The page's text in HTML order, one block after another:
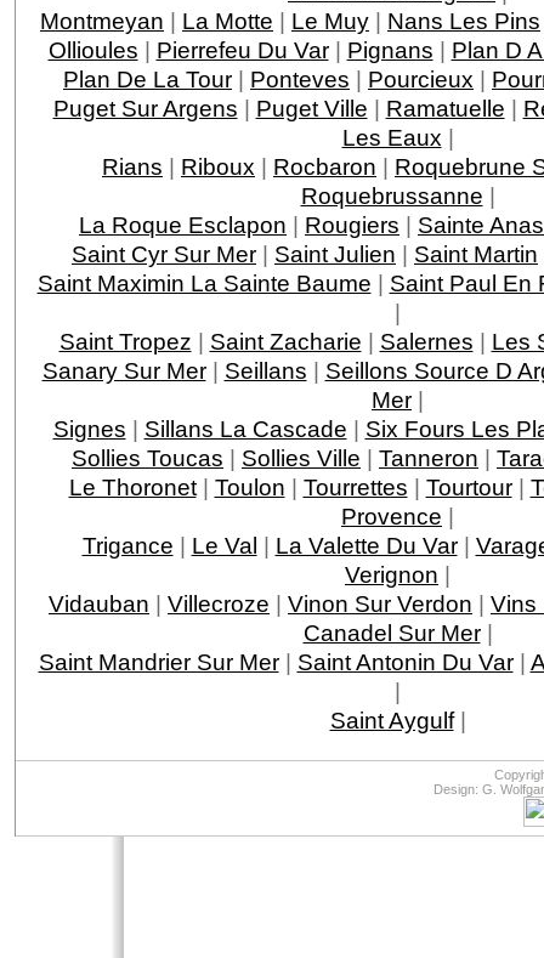
Montmeyan | La Motte | Le Muy | Nans Les Pins
Ollioules | Pierrefeu Du Var| Pignans | Plan D
Plan De La Tour | Ponteves | Pourcieux |
Puget Sur Argens | Puget Ville | Ramatuelle |
Les Eaux |
Rians | Riboux | Rocbaron | Roquebrune
Roquebrussanne |
La Roque Esclapon | Rougiers | Sainte
Saint Cyr Sur Mer | Saint Julien | Saint Martin
Saint Maximin La Sainte Baume | Saint Paul En
|
Saint Tropez | Saint Zacharie | Salernes | Les
Sanary Sur Mer| Seillans | Seillons Source D
Mer |
Signes | Sillans La Cascade | Six Fours Les
Sollies Toucas | Sollies Ville | Tanneron |
Le Thoronet| Toulon | Tourrettes | Tourtour|
Provence |
Trigance | Le Val | La Valette Du Var|
Verignon |
Vidauban | Villecroze | Vinon Sur Verdon | Vins
Canadel Sur Mer|
Saint Mandrier Sur Mer| Saint Antonin Du Var|
|
Saint Aygulf|
Design: G.